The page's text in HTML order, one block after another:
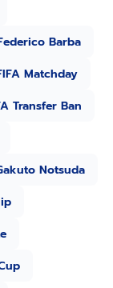
Barba
Matchday
Transfer Ban
Notsuda